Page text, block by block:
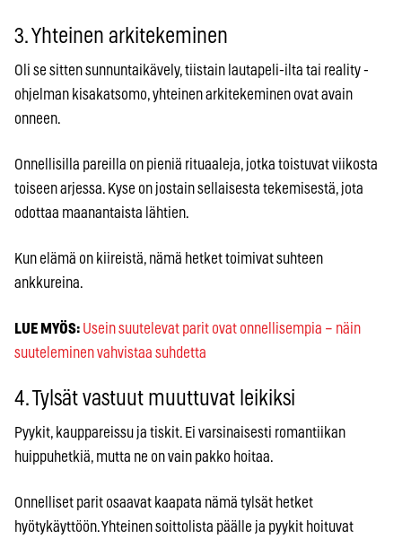
3. Yhteinen arkitekeminen
Oli se sitten sunnuntaikävely, tiistain lautapeli-ilta tai reality -
ohjelman kisakatsomo, yhteinen arkitekeminen ovat avain
onneen.
Onnellisilla pareilla on pieniä rituaaleja, jotka toistuvat viikosta
toiseen arjessa. Kyse on jostain sellaisesta tekemisestä, jota
odottaa maanantaista lähtien.
Kun elämä on kiireistä, nämä hetket toimivat suhteen
ankkureina.
LUE MYÖS: Usein suutelevat parit ovat onnellisempia – näin
suuteleminen vahvistaa suhdetta
4. Tylsät vastuut muuttuvat leikiksi
Pyykit, kauppareissu ja tiskit. Ei varsinaisesti romantiikan
huippuhetkiä, mutta ne on vain pakko hoitaa.
Onnelliset parit osaavat kaapata nämä tylsät hetket
hyötykäyttöön. Yhteinen soittolista päälle ja pyykit hoituvat